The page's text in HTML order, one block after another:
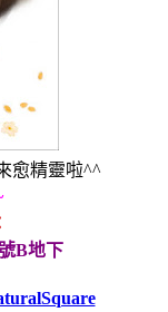
愈精靈啦^^
B地下